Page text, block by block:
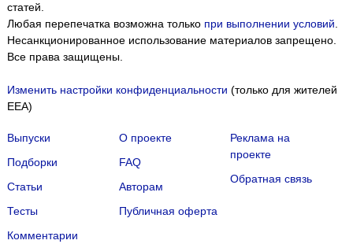
статей.
Любая перепечатка возможна только при выполнении условий
Несанкционированное использование материалов запрещено.
Все права защищены.
Изменить настройки конфиденциальности (только для жителей
EEA)
Выпуски
Подборки
Статьи
Тесты
Комментарии
О проекте
FAQ
Авторам
Публичная оферта
Реклама на
проекте
Обратная связь